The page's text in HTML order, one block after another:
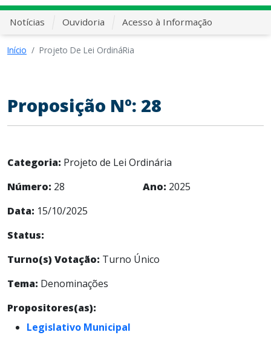
Notícias Ouvidoria Acesso à Informação
Início Projeto De Lei OrdináRia
Proposição Nº: 28
Categoria: Projeto de Lei Ordinária
Número: 28 Ano: 2025
Data: 15/10/2025
Status:
Turno(s) Votação: Turno Único
Tema: Denominações
Propositores(as):
Legislativo Municipal